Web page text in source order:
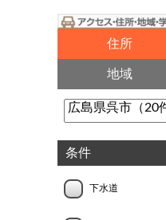
住所
地域
条件
下水道